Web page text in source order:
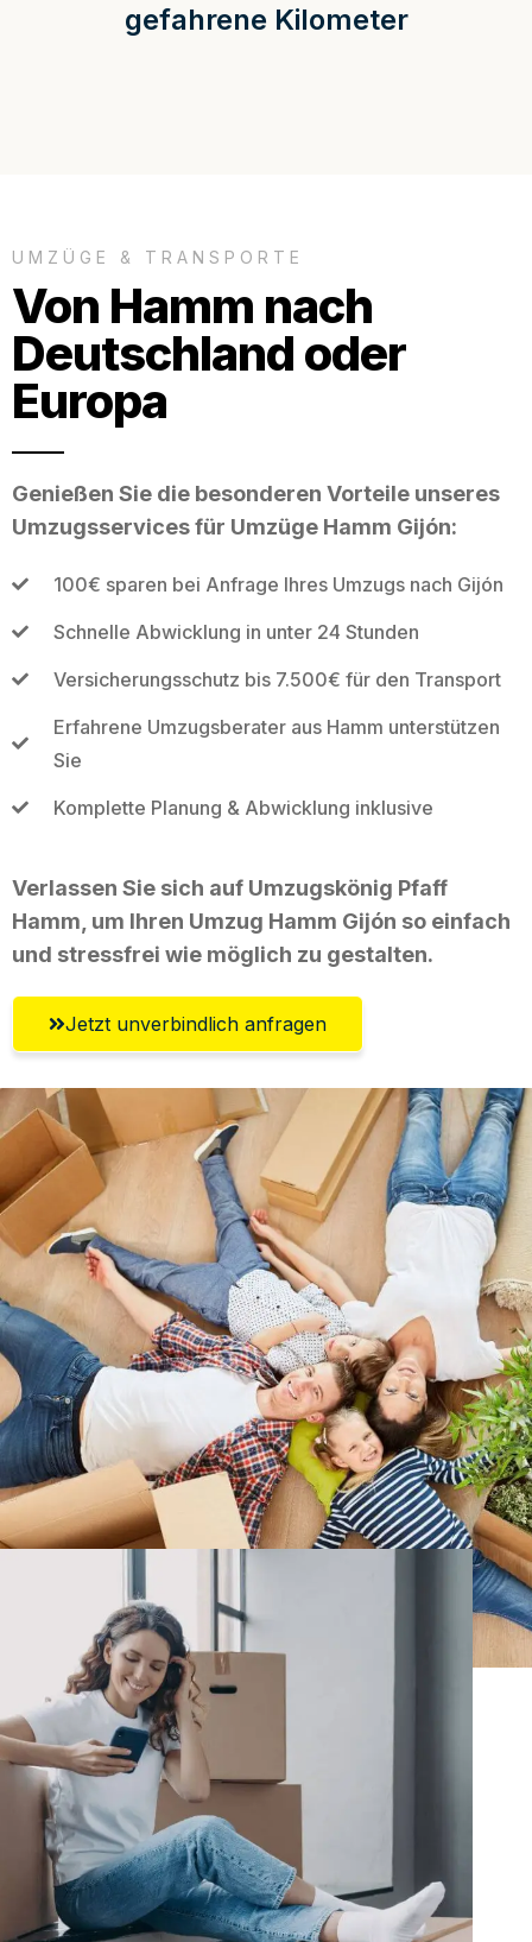
gefahrene Kilometer
UMZÜGE & TRANSPORTE
Von Hamm nach
Deutschland oder
Europa
Genießen Sie die besonderen Vorteile unseres
Umzugsservices für Umzüge Hamm Gijón:
100€ sparen bei Anfrage Ihres Umzugs nach Gijón
Schnelle Abwicklung in unter 24 Stunden
Versicherungsschutz bis 7.500€ für den Transport
Erfahrene Umzugsberater aus Hamm unterstützen
Sie
Komplette Planung & Abwicklung inklusive
Verlassen Sie sich auf Umzugskönig Pfaff
Hamm, um Ihren Umzug Hamm Gijón so einfach
und stressfrei wie möglich zu gestalten.
Jetzt unverbindlich anfragen